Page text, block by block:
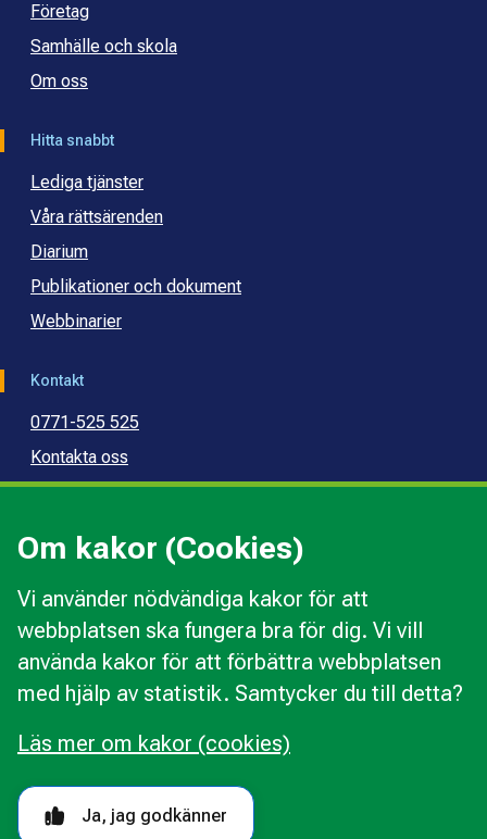
Om kakor (Cookies)
Vi använder nödvändiga kakor för att
webbplatsen ska fungera bra för dig. Vi vill
använda kakor för att förbättra webbplatsen
med hjälp av statistik. Samtycker du till detta?
Ja, jag godkänner
Läs mer om kakor (cookies)
Företag
Samhälle och skola
Om oss
Hitta snabbt
Lediga tjänster
Våra rättsärenden
Diarium
Publikationer och dokument
Webbinarier
Kontakt
0771-525 525
Kontakta oss
Press
Kommunal budget- och skuldrådgivning
Om webbplatsen
Behandling av personuppgifter